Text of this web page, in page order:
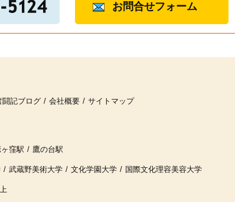
お問合せフォーム
闘記ブログ 会社概要 サイトマップ
窪駅 鷹の台駅
武蔵野美術大学 文化学園大学 国際文化理容美容大学